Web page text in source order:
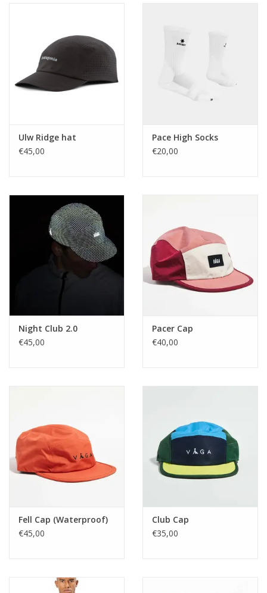
Ulw Ridge hat
€45,00
Pace High Socks
€20,00
Night Club 2.0
€45,00
Pacer Cap
€40,00
Fell Cap (Waterproof)
€45,00
Club Cap
€35,00